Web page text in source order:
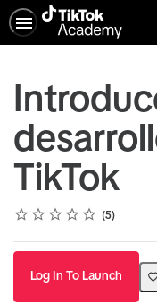
TikTok
Rating
1 star
2 stars
3 stars
4 stars
5 stars
Average rating: 5.0 5
5 reviews
Log In To Launch